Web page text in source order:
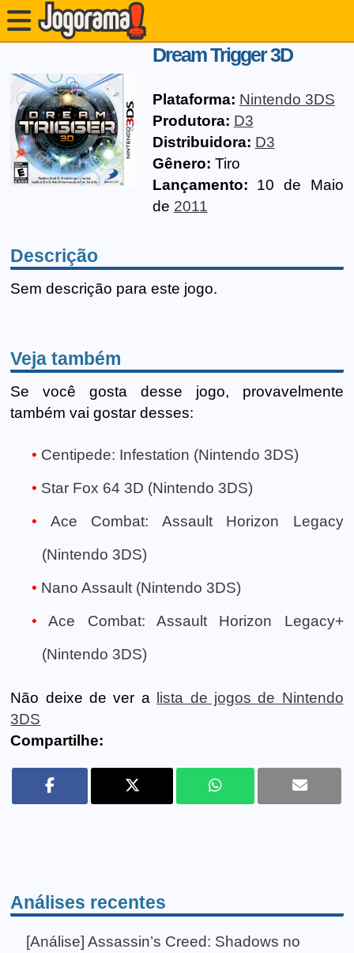
Dream Trigger 3D
Plataforma: Nintendo 3DS
Produtora: D3
Distribuidora: D3
Gênero: Tiro
Lançamento: 10 de Maio
de 2011
Descrição
Sem descrição para este jogo.
Veja também
Se você gosta desse jogo, provavelmente
também vai gostar desses:
Centipede: Infestation (Nintendo 3DS)
Star Fox 64 3D (Nintendo 3DS)
Ace Combat: Assault Horizon Legacy
(Nintendo 3DS)
Nano Assault (Nintendo 3DS)
Ace Combat: Assault Horizon Legacy+
(Nintendo 3DS)
Não deixe de ver a lista de jogos de Nintendo
3DS
Compartilhe:
Análises recentes
[Análise] Assassin’s Creed: Shadows no